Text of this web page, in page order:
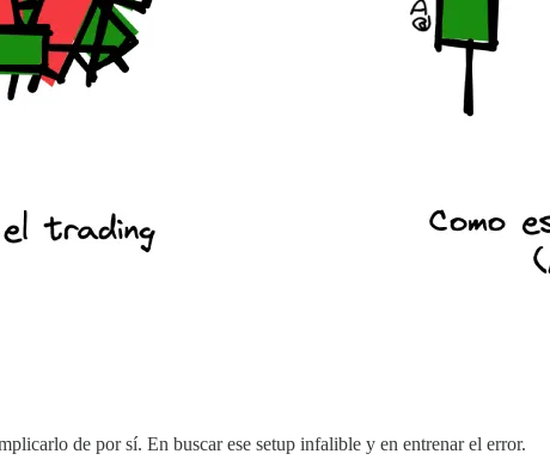
de por sí. En buscar ese setup infalible y en entrenar el error.